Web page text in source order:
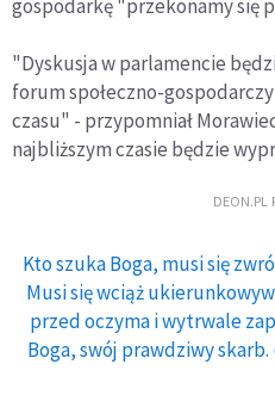
gospodarkę "przekonamy się
"Dyskusja w parlamencie
forum społeczno-
czasu" - przypomniał
najbliższym czasie będzie
DEON.PL
Kto szuka Boga, musi się
Musi się wciąż
przed oczyma i wytrwale
Boga, swój prawdziwy skarb.